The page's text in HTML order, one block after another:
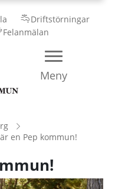
Driftstörningar
Felanmälan
Kalix
Kommun
Meny
en Pep kommun!